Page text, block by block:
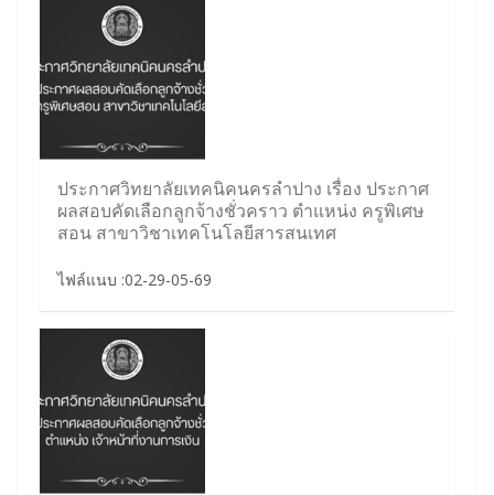
ประกาศวิทยาลัยเทคนิคนครลำปาง เรื่อง ประกาศ
ผลสอบคัดเลือกลูกจ้างชั่วคราว ตำแหน่ง ครูพิเศษ
สอน สาขาวิชาเทคโนโลยีสารสนเทศ
ไฟล์แนบ :02-29-05-69